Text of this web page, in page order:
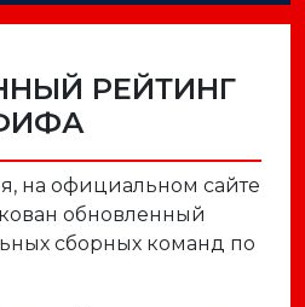
РЕЙТИНГ
на официальном сайте
обновленный
сборных команд по